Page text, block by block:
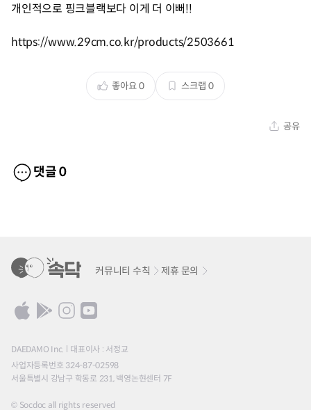
개인적으로 핑크블랙보다 이게 더 이뻐!!
https://www.29cm.co.kr/products/2503661
좋아요0 스크랩 0
공유
댓글0
커뮤니티 수칙 제휴 문의
DAEDAMO Inc.
대표이사 : 서정교
사업자등록번호 324-87-02598
서울특별시 강남구 학동로 231, 백영논현센터 7F
© Socdoc all rights reserved